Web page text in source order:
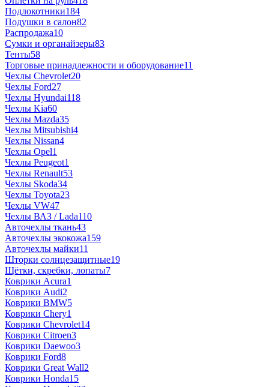
Подлокотники184
Подушки в салон82
Распродажа10
Сумки и органайзеры83
Тенты58
Торговые принадлежности и оборудование11
Чехлы Chevrolet20
Чехлы Ford27
Чехлы Hyundai118
Чехлы Kia60
Чехлы Mazda35
Чехлы Mitsubishi4
Чехлы Nissan4
Чехлы Opel1
Чехлы Peugeot1
Чехлы Renault53
Чехлы Skoda34
Чехлы Toyota23
Чехлы VW47
Чехлы ВАЗ / Lada110
Авточехлы ткань43
Авточехлы экокожа159
Авточехлы майки11
Шторки солнцезащитные19
Щётки, скребки, лопаты7
Коврики Acura1
Коврики Audi2
Коврики BMW5
Коврики Chery1
Коврики Chevrolet14
Коврики Citroen3
Коврики Daewoo3
Коврики Ford8
Коврики Great Wall2
Коврики Honda15